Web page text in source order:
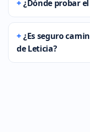
¿Dónde probar
¿Es seguro
de Leticia?